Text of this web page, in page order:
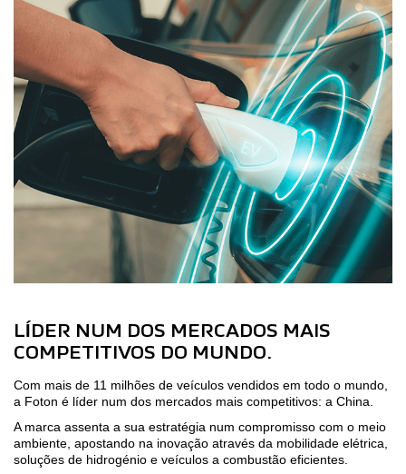
LÍDER NUM DOS MERCADOS MAIS
COMPETITIVOS DO MUNDO.
Com mais de 11 milhões de veículos vendidos em todo o mundo,
a Foton é líder num dos mercados mais competitivos: a China.
A marca assenta a sua estratégia num compromisso com o meio
ambiente, apostando na inovação através da mobilidade elétrica,
soluções de hidrogénio e veículos a combustão eficientes.